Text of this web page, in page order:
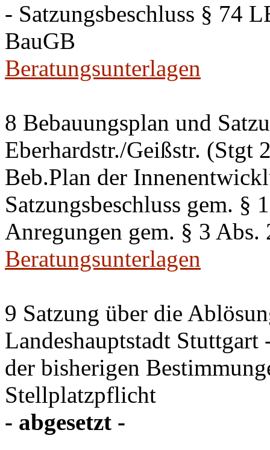
- Satzungsbeschluss § 74
BauGB
Beratungsunterlagen
8 Bebauungsplan und
Eberhardstr./Geißstr. (Stgt
Beb.Plan der
Satzungsbeschluss gem.
Anregungen gem. § 3 Abs.
Beratungsunterlagen
9 Satzung über die
Landeshauptstadt
der bisherigen
Stellplatzpflicht
- abgesetzt -